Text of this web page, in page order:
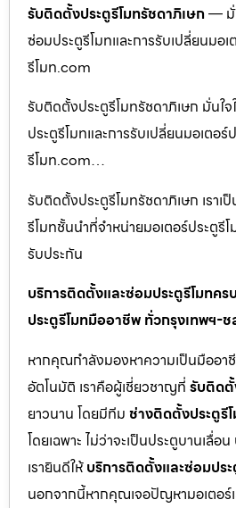
รับติดตั้งประตูรีโมทรัชดาภิเษก— มั่
ซ่อมประตูรีโมทและการรับเปลี่ยนมอ
รีโมท.com
รับติดตั้งประตูรีโมทรัชดาภิเษก มั่นใ
ประตูรีโมทและการรับเปลี่ยนมอเตอร์
รีโมท.com…
รับติดตั้งประตูรีโมทรัชดาภิเษก เราเ
รีโมทชั้นนำที่จำหน่ายมอเตอร์ประตู
รับประกัน
บริการติดตั้งและซ่อมประตูรีโมทคร
ประตูรีโมทมืออาชีพ ทั่วกรุงเทพฯ-
หากคุณกำลังมองหาความเป็นมืออา
อัตโนมัติ เราคือผู้เชี่ยวชาญที่ รับติดตั้
ยาวนาน โดยมีทีม ช่างติดตั้งประตูรี
โดยเฉพาะ ไม่ว่าจะเป็นประตูบานเลื่
เรายินดีให้บริการติดตั้งและซ่อมปร
นอกจากนี้หากคุณเจอปัญหามอเตอร์เ